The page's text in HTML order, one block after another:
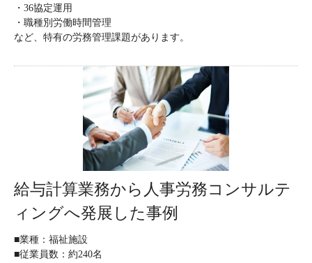
・36協定運用
・職種別労働時間管理
など、特有の労務管理課題があります。
給与計算業務から人事労務コンサルテ
ィングへ発展した事例
■業種：福祉施設
■従業員数：約240名